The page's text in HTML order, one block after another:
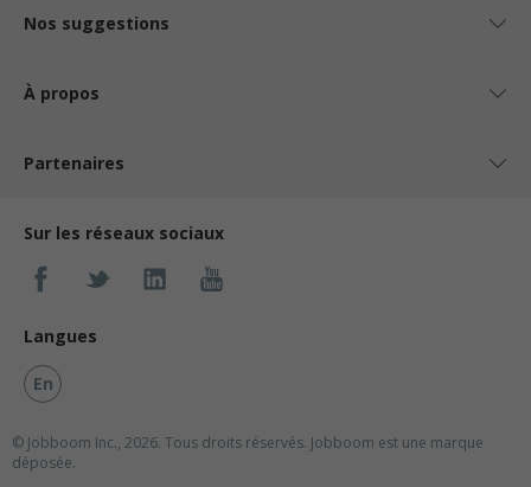
Nos suggestions
À propos
Partenaires
Sur les réseaux sociaux
Langues
En
© Jobboom Inc., 2026. Tous droits réservés. Jobboom est une marque
déposée.